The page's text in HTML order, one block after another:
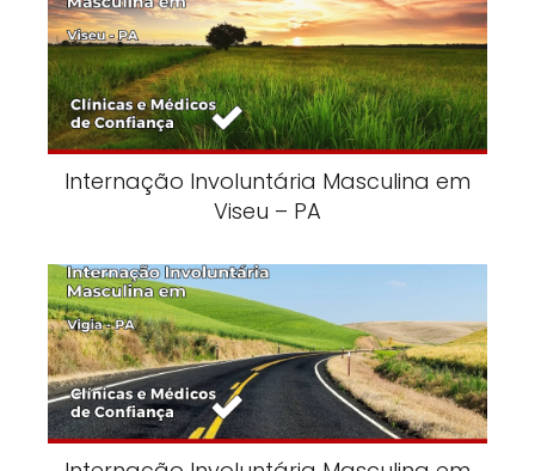
Internação Involuntária Masculina em
Viseu – PA